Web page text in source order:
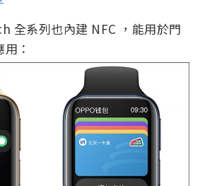
全系列也內建 NFC ，能用於門
：